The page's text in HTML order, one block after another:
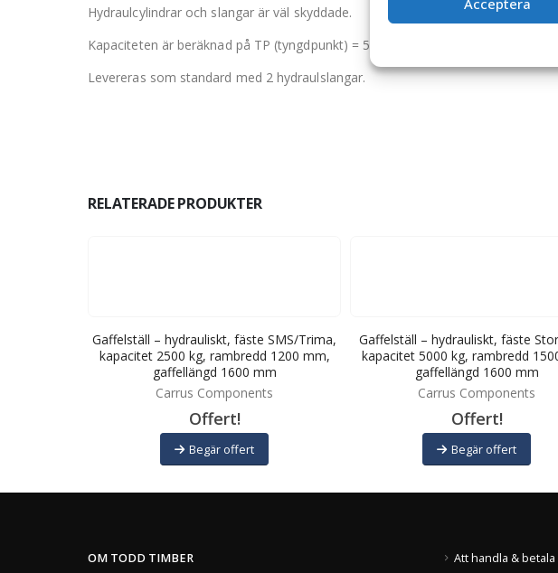
Hydraulcylindrar och slangar är väl skyddade.
Kapaciteten är beräknad på TP (tyngdpunkt) = 500 mm.
Levereras som standard med 2 hydraulslangar.
RELATERADE PRODUKTER
Gaffelställ – hydrauliskt, fäste SMS/Trima,
kapacitet 2500 kg, rambredd 1200 mm,
gaffellängd 1600 mm
Carrus Components
Offert!
Begär offert
Gaffelställ – hydrauliskt, fäste
kapacitet 5000 kg, rambredd
gaffellängd 1600 mm
Carrus Components
Offert!
Begär offert
OM TODD TIMBER Att handla & betala